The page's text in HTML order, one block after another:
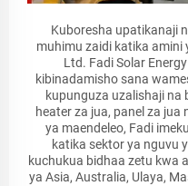
Kuboresha upatikanaji
muhimu zaidi katika amini
Ltd. Fadi Solar
kibinadamisho sana
kupunguza uzalishaji na
heater za jua, panel za
ya maendeleo, Fadi
katika sektor ya nguvu
kuchukua bidhaa zetu kwa
ya Asia, Australia, Ulaya,